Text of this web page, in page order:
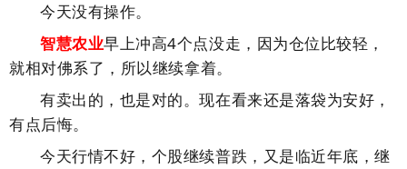
今天没有操作。
智慧农业早上冲高4个点没走，因为仓位比较轻，
就相对佛系了，所以继续拿着。
有卖出的，也是对的。现在看来还是落袋为安好，
有点后悔。
今天行情不好，个股继续普跌，又是临近年底，继